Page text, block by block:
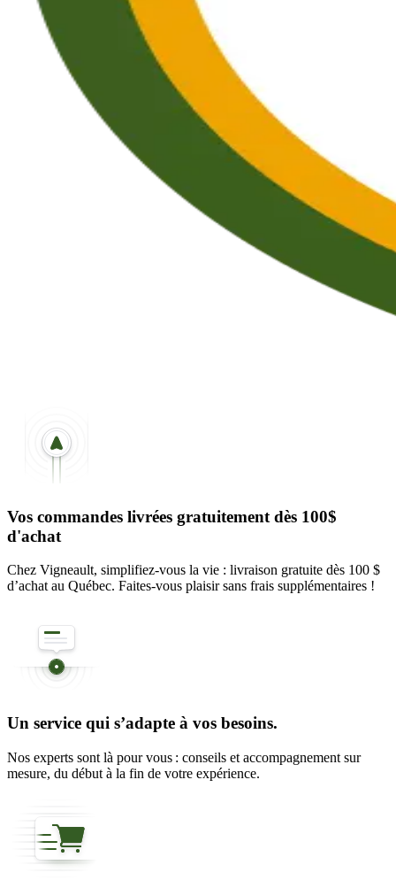
Vos commandes livrées gratuitement dès 100$
d'achat
Chez Vigneault, simplifiez-vous la vie : livraison gratuite dès 100 $
d’achat au Québec. Faites-vous plaisir sans frais supplémentaires !
Un service qui s’adapte à vos besoins.
Nos experts sont là pour vous : conseils et accompagnement sur
mesure, du début à la fin de votre expérience.